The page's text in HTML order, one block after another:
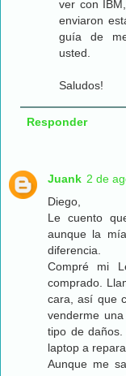
ver con
enviaron
guía de
usted.
Saludos!
Responder
Juank 2 de
Diego,
Le cuento
aunque la
diferencia.
Compré mi
comprado.
cara, así que
venderme
tipo de
laptop a
Aunque me